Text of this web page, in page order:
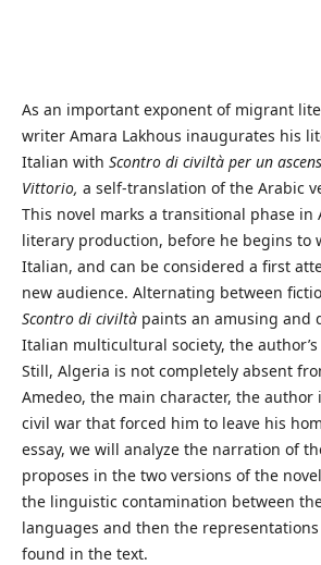
As an important exponent of migrant
writer Amara Lakhous inaugurates his
Italian with Scontro di civiltà per un
Vittorio, a self-translation of the Arabic
This novel marks a transitional phase in
literary production, before he begins to
Italian, and can be considered a first
new audience. Alternating between
Scontro di civiltàpaints an amusing and
Italian multicultural society, the
Still, Algeria is not completely absent
Amedeo, the main character, the author
civil war that forced him to leave his
essay, we will analyze the narration of
proposes in the two versions of the
the linguistic contamination between
languages and then the
found in the text.